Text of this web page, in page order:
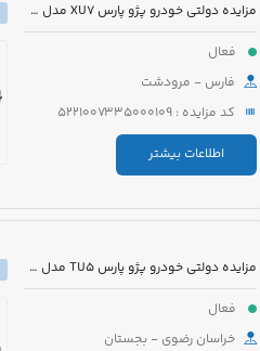
مزایده دولتی خودرو پژو پارس XU7 مدل 1394 رنگ سفید روغنی
فعال
فارس - مرودشت
کد مزایده : 5221007335000109
اطلاعات بیشتر
مزایده دولتی خودرو پژو پارس TU5 مدل 1399 رنگ سفید
فعال
خراسان رضوی - بجستان